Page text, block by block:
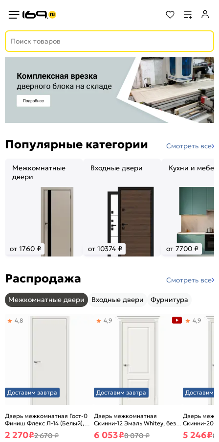
Популярные категории Смотреть все
Межкомнатные
двери
от 1760 ₽
Входные двери
от 10374 ₽
Кухни и
от 7700 ₽
Распродажа Смотреть все
Межкомнатные двери Входные двери Фурнитура
Доставим завтра
Дверь межкомнатная Гост-0
Финиш Флекс Л-14 (Белый),
глухая, каркасно-щитовая
4,8
2 270₽2 670 ₽
Доставим завтра
Дверь межкомнатная
Скинни-12 Эмаль Whitey, без
декора, глухая, без стекла,
без кромки, скиновая
4,9
6 053₽8 070 ₽
Доставим
Дверь
Скинни-20
декора,
без кромки,
4,9
5 246₽8